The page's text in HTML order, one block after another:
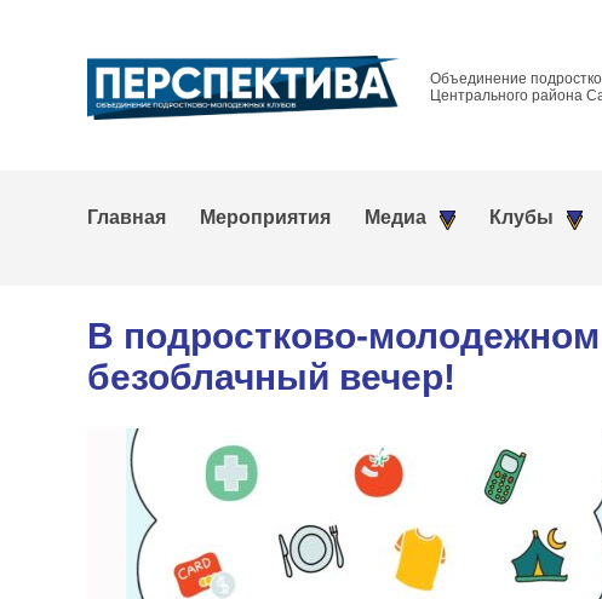
Объединение
Центрального района
Главная Мероприятия Медиа Клубы
В подростково-
безоблачный вечер!